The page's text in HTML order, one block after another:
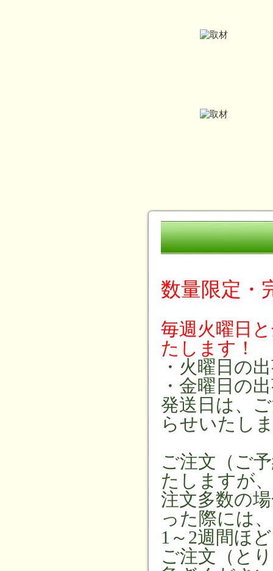
数量限定・
毎週火曜日
たします！
・火曜日の
・金曜日の
発送日は、
らせいたし
ご注文（ご
たしますが、
注文多数の
った際には、
1～2週間ほ
ご注文（と